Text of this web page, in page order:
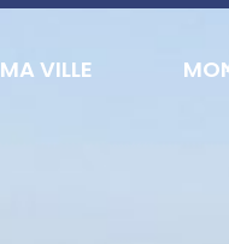
MA VILLE